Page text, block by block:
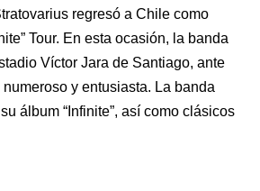
regresó a Chile como
Tour. En esta ocasión, la banda
Víctor Jara de Santiago, ante
y entusiasta. La banda
álbum “Infinite”, así como clásicos